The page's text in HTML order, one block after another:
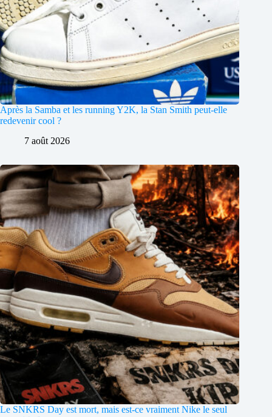
Après la Samba et les running Y2K, la Stan Smith peut-elle
redevenir cool ?
7 août 2026
Le SNKRS Day est mort, mais est-ce vraiment Nike le seul